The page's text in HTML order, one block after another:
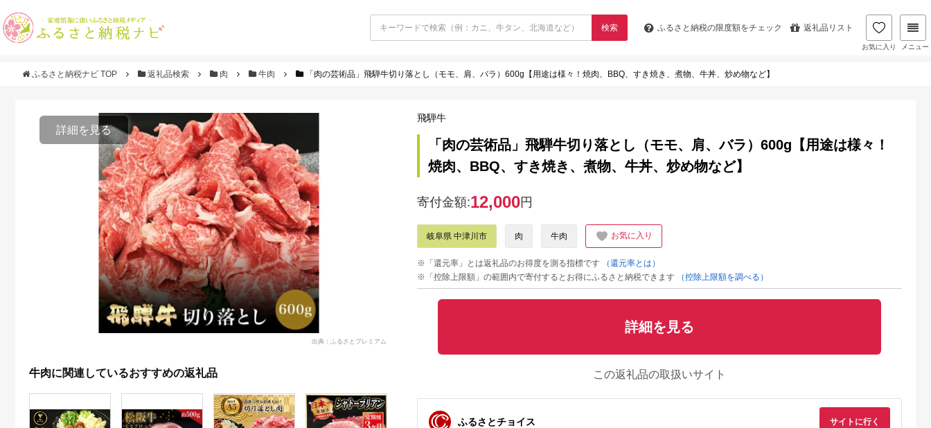
検索 ふるさと納税の限度額をチェック 返礼品リスト
お気に入り メニュー
ふるさと納税ナビ TOP 返礼品検索 肉 牛肉 「肉の芸術品」飛騨牛切り落とし（モモ、肩、バラ）600g【用途は様々！焼肉、BBQ、すき焼き、煮物、牛丼、炒め物など】
詳細を見る
出典：ふるさとプレミアム
牛肉に関連しているおすすめの返礼品
飛騨牛
「肉の芸術品」飛騨牛切り落とし（モモ、肩、バラ）600g【用途は様々！
焼肉、BBQ、すき焼き、煮物、牛丼、炒め物など】
寄付金額:12,000円
岐阜県 中津川市 肉 牛肉 お気に入り
※「還元率」とは返礼品のお得度を測る指標です
（還元率とは）
※「控除上限額」の範囲内で寄付するとお得にふるさと納税できます
（控除上限額を調べる）
詳細を見る
この返礼品の取扱いサイト
ふるさとチョイス サイトに行く